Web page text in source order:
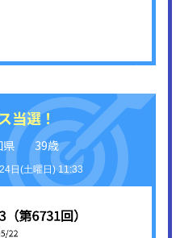
当選！
県 39歳
日(土曜日) 11:33